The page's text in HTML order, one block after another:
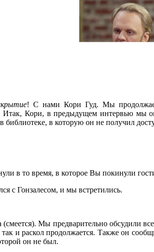
! С нами Кори Гуд. Мы
Кори, в предыдущем интервью мы
в библиотеке, в которую он не получил
в то время, в которое Вы покинули
с Гонзалесом, и мы встретились.
Мы предварительно обсудили
и раскол продолжается. Также он
он не был.